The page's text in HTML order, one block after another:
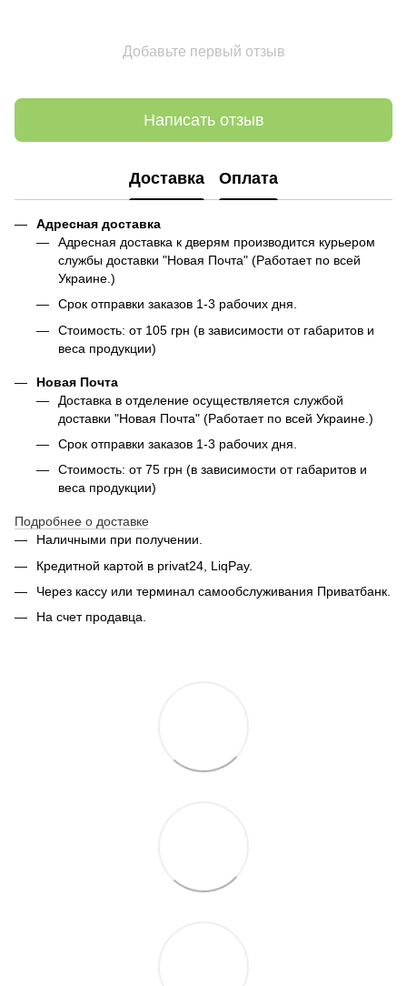
Добавьте первый отзыв
Написать отзыв
Доставка Оплата
Адресная доставка
Адресная доставка к дверям производится курьером
службы доставки "Новая Почта" (Работает по всей
Украине.)
Срок отправки заказов 1-3 рабочих дня.
Стоимость: от 105 грн (в зависимости от габаритов и
веса продукции)
Новая Почта
Доставка в отделение осуществляется службой
доставки "Новая Почта" (Работает по всей Украине.)
Срок отправки заказов 1-3 рабочих дня.
Стоимость: от 75 грн (в зависимости от габаритов и
веса продукции)
Подробнее о доставке
Наличными при получении.
Кредитной картой в privat24, LiqPay.
Через кассу или терминал самообслуживания Приватбанк.
На счет продавца.